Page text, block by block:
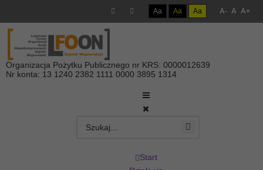
Aa Aa Aa A- A A+
Organizacja Pożytku Publicznego nr KRS: 0000012639
Nr konta: 13 1240 2382 1111 0000 3895 1314
Start